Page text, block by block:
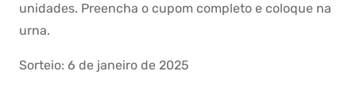
unidades. Preencha o cupom completo e coloque na
urna.
Sorteio: 6 de janeiro de 2025